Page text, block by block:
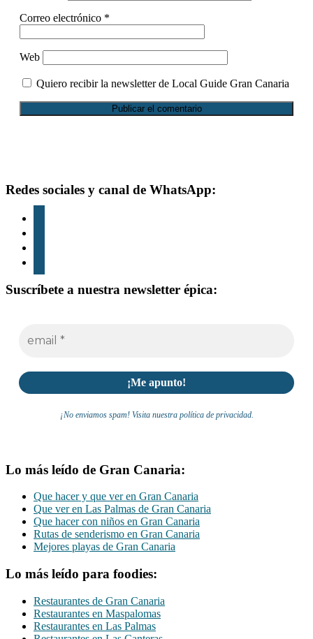
Correo electrónico *
Web
Quiero recibir la newsletter de Local Guide Gran Canaria
Footer
Redes sociales y canal de WhatsApp:
Suscríbete a nuestra newsletter épica:
¡No enviamos spam! Visita nuestra política de privacidad.
Lo más leído de Gran Canaria:
Que hacer y que ver en Gran Canaria
Que ver en Las Palmas de Gran Canaria
Que hacer con niños en Gran Canaria
Rutas de senderismo en Gran Canaria
Mejores playas de Gran Canaria
Lo más leído para foodies:
Restaurantes de Gran Canaria
Restaurantes en Maspalomas
Restaurantes en Las Palmas